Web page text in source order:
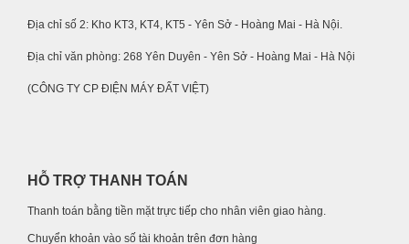
Địa chỉ số 2: Kho KT3, KT4, KT5 - Yên Sở - Hoàng Mai - Hà Nội.
Địa chỉ văn phòng: 268 Yên Duyên - Yên Sở - Hoàng Mai - Hà Nội
(CÔNG TY CP ĐIỆN MÁY ĐẤT VIỆT)
HỖ TRỢ THANH TOÁN
Thanh toán bằng tiền mặt trực tiếp cho nhân viên giao hàng.
Chuyển khoản vào số tài khoản trên đơn hàng